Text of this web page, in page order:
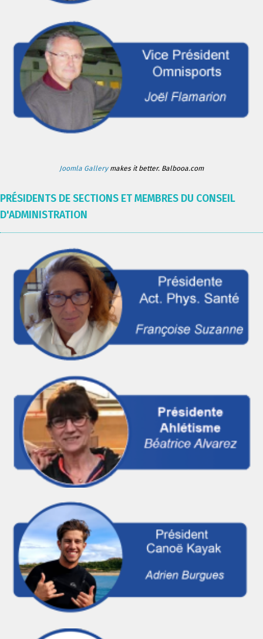
Joomla Gallerymakes it better. Balbooa.com
PRÉSIDENTS DE SECTIONS ET MEMBRES DU CONSEIL
D'ADMINISTRATION